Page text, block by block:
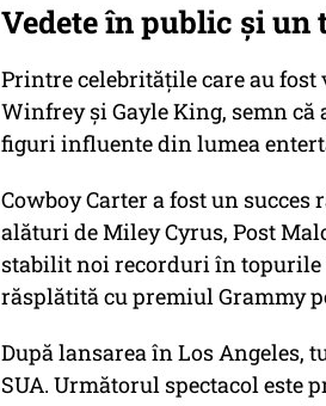
Vedete în public și un
Printre celebritățile care au
Winfrey și Gayle King, semn că
figuri influente din lumea
Cowboy Carter a fost un
alături de Miley Cyrus, Post
stabilit noi recorduri în topurile
răsplătită cu premiul Grammy
După lansarea în Los Angeles,
SUA. Următorul spectacol este